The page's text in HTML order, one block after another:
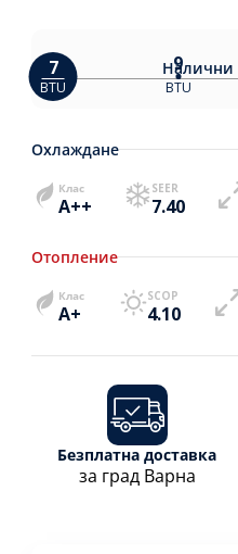
Налични
7
BTU
9
BTU
Охлаждане
Клас
A++
SEER
7.40
Отопление
Клас
A+
SCOP
4.10
Безплатна доставка
за град Варна